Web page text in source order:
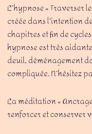
L’hypnose « Traverser
créée dans l’intention
chapitres et fin de
hypnose est très
deuil, déménagement
compliquée. N’hésitez
La méditation «
renforcer et conserver